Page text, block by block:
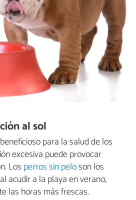
al sol
para la salud de los
excesiva puede provocar
Los perros sin peloson los
acudir a la playa en verano,
las horas más frescas.